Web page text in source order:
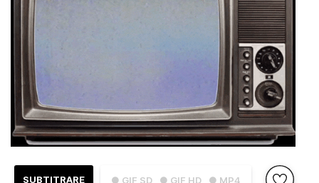
● GIF SD ● GIF HD ● MP4
SUBTITRARE